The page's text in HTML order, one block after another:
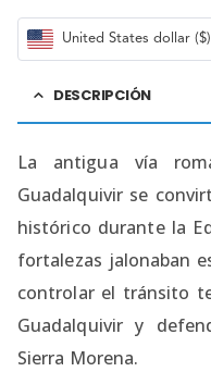
United States dollar
DESCRIPCIÓN
La antigua vía
Guadalquivir se
histórico durante la
fortalezas jalonaban
controlar el tránsito
Guadalquivir y
Sierra Morena.